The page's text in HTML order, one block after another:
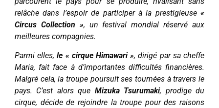
relâche dans l’espoir de participer à la prestigieuse «
Circus Collection », un festival mondial réservé aux
meilleures compagnies.
Parmi elles,le « cirque Himawari », dirigé par sa cheffe
Maria, fait face à d’importantes difficultés financières.
Malgré cela, la troupe poursuit ses tournées à travers le
pays. C’est alors que Mizuka Tsurumaki, prodige du
cirque, décide de rejoindre la troupe pour des raisons